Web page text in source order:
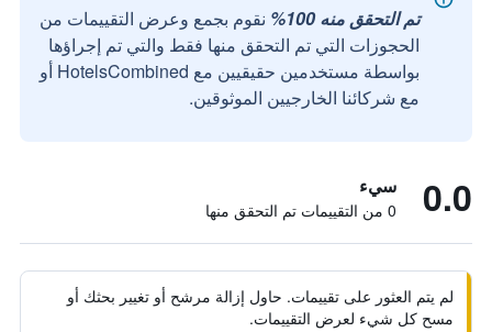
تم التحقق منه 100%
نقوم بجمع وعرض التقييمات من
الحجوزات التي تم التحقق منها فقط والتي تم إجراؤها
بواسطة مستخدمين حقيقيين مع HotelsCombined أو
مع شركائنا الخارجيين الموثوقين.
0.0 سيء
0 من التقييمات تم التحقق منها
لم يتم العثور على تقييمات. حاول إزالة مرشح أو تغيير بحثك أو
مسح كل شيء لعرض التقييمات.